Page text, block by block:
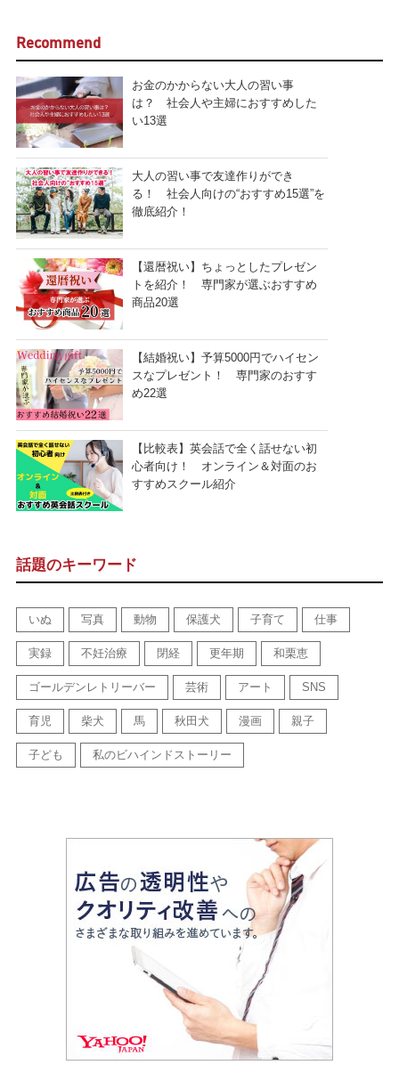
Recommend
お金のかからない大人の習い事
は？ 社会人や主婦におすすめした
い13選
大人の習い事で友達作りができ
る！ 社会人向けの“おすすめ15選”を
徹底紹介！
【還暦祝い】ちょっとしたプレゼン
トを紹介！ 専門家が選ぶおすすめ
商品20選
【結婚祝い】予算5000円でハイセン
スなプレゼント！ 専門家のおすす
め22選
【比較表】英会話で全く話せない初
心者向け！ オンライン＆対面のお
すすめスクール紹介
話題のキーワード
いぬ 写真 動物 保護犬 子育て 仕事
実録 不妊治療 閉経 更年期 和栗恵
ゴールデンレトリーバー 芸術 アート SNS
育児 柴犬 馬 秋田犬 漫画 親子
子ども 私のビハインドストーリー